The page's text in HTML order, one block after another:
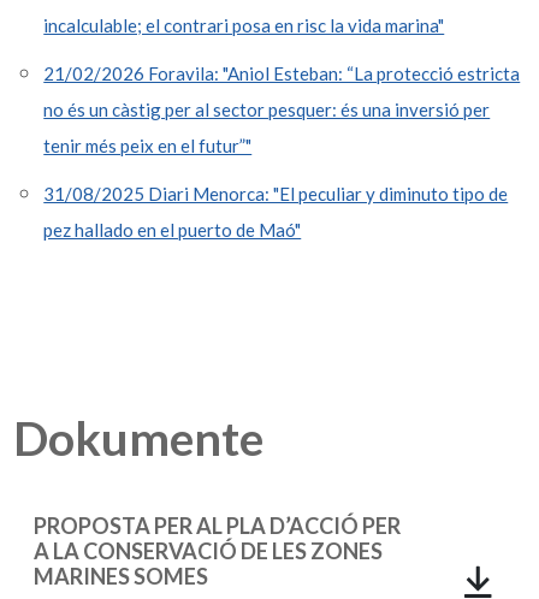
incalculable; el contrari posa en risc la vida marina"
21/02/2026 Foravila: "Aniol Esteban: “La protecció estricta
no és un càstig per al sector pesquer: és una inversió per
tenir més peix en el futur”"
31/08/2025 Diari Menorca: "El peculiar y diminuto tipo de
pez hallado en el puerto de Maó"
Dokumente
PROPOSTA PER AL PLA D’ACCIÓ PER
A LA CONSERVACIÓ DE LES ZONES
MARINES SOMES